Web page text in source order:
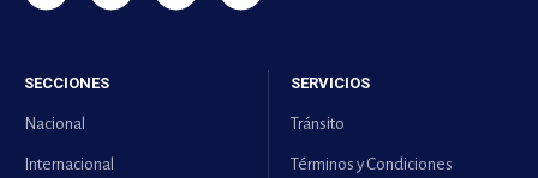
SECCIONES
Nacional
Internacional
SERVICIOS
Tránsito
Términos y Condiciones